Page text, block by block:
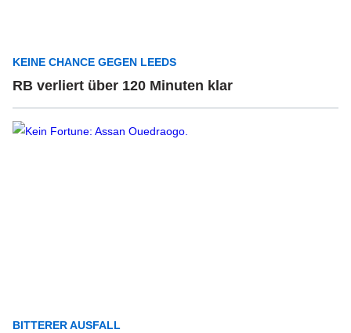
KEINE CHANCE GEGEN LEEDS
RB verliert über 120 Minuten klar
BITTERER AUSFALL